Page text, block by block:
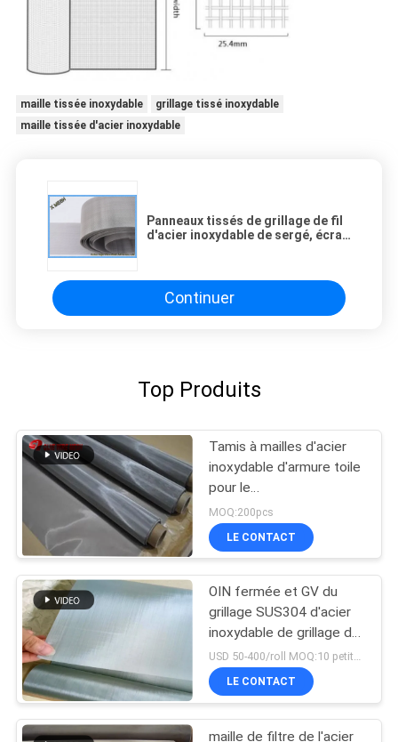
maille tissée inoxydable
grillage tissé inoxydable
maille tissée d'acier inoxydable
Panneaux tissés de grillage de fil
d'acier inoxydable de sergé, écran
Continuer
Top Produits
Tamis à mailles d'acier
inoxydable d'armure toile
pour le
filtre/tamis/pharmaceutiques
MOQ:200pcs
LE CONTACT
OIN fermée et GV du
grillage SUS304 d'acier
inoxydable de grillage du
bord solides solubles
USD 50-400/roll MOQ:10 petits pains
LE CONTACT
maille de filtre de l'acier